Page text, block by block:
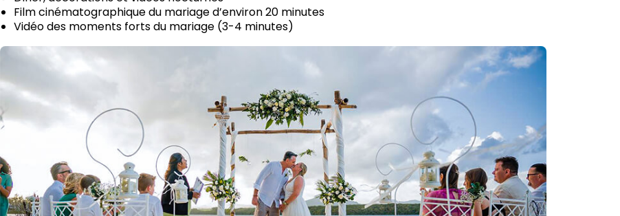
Film cinématographique du mariage d’environ 20 minutes
Vidéo des moments forts du mariage (3-4 minutes)